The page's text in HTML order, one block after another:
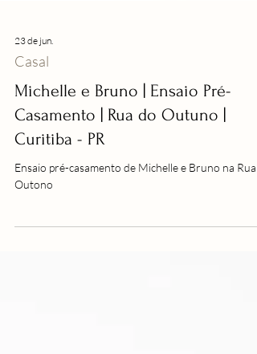
Casal
Michelle e Bruno | Ensaio Pré-
Curitiba - PR